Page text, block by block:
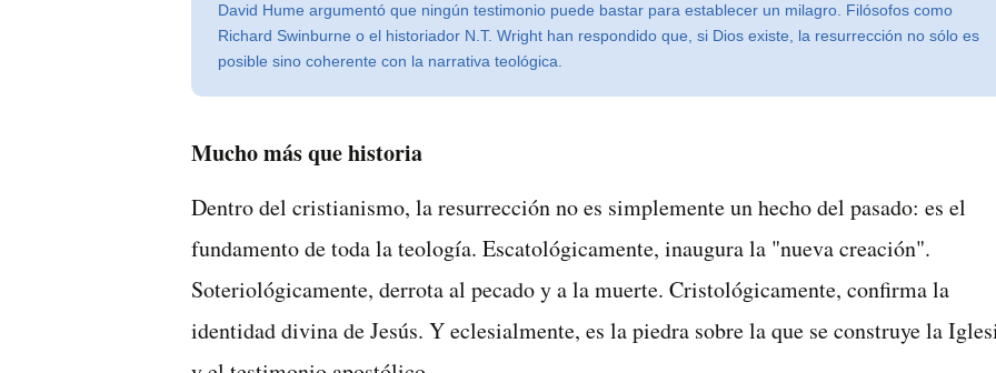
David Hume argumentó que ningún testimonio puede bastar para establecer un milagro. Filósofos como
Richard Swinburne o el historiador N.T. Wright han respondido que, si Dios existe, la resurrección no sólo es
posible sino coherente con la narrativa teológica.
Mucho más que historia
Dentro del cristianismo, la resurrección no es simplemente un hecho del pasado: es el
fundamento de toda la teología. Escatológicamente, inaugura la "nueva creación".
Soteriológicamente, derrota al pecado y a la muerte. Cristológicamente, confirma la
identidad divina de Jesús. Y eclesialmente, es la piedra sobre la que se construye la